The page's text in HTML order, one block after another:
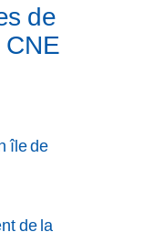
de